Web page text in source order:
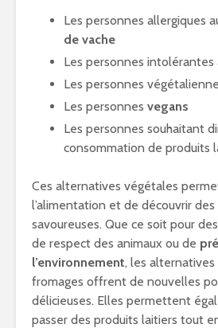
Les personnes allergiques
de vache
Les personnes intolérantes
Les personnes
Les personnes vegans
Les personnes souhaitant
consommation de produits
Ces alternatives végétales
l’alimentation et de découvrir
savoureuses. Que ce soit pour
de respect des animaux ou de
l’environnement, les
fromages offrent de nouvelles
délicieuses. Elles permettent
passer des produits laitiers tout